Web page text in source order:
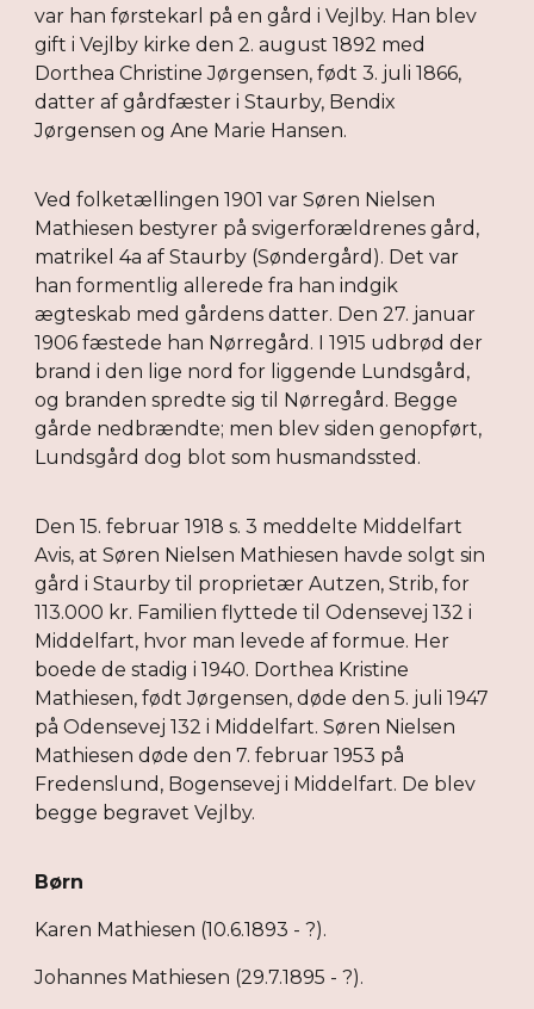
var han førstekarl på en gård i Vejlby. Han blev
gift i Vejlby kirke den 2. august 1892 med
Dorthea Christine Jørgensen, født 3. juli 1866,
datter af gårdfæster i Staurby, Bendix
Jørgensen og Ane Marie Hansen.
Ved folketællingen 1901 var Søren Nielsen
Mathiesen bestyrer på svigerforældrenes gård,
matrikel 4a af Staurby (Søndergård). Det var
han formentlig allerede fra han indgik
ægteskab med gårdens datter. Den 27. januar
1906 fæstede han Nørregård. I 1915 udbrød der
brand i den lige nord for liggende Lundsgård,
og branden spredte sig til Nørregård. Begge
gårde nedbrændte; men blev siden genopført,
Lundsgård dog blot som husmandssted.
Den 15. februar 1918 s. 3 meddelte Middelfart
Avis, at Søren Nielsen Mathiesen havde solgt sin
gård i Staurby til proprietær Autzen, Strib, for
113.000 kr. Familien flyttede til Odensevej 132 i
Middelfart, hvor man levede af formue. Her
boede de stadig i 1940. Dorthea Kristine
Mathiesen, født Jørgensen, døde den 5. juli 1947
på Odensevej 132 i Middelfart. Søren Nielsen
Mathiesen døde den 7. februar 1953 på
Fredenslund, Bogensevej i Middelfart. De blev
begge begravet Vejlby.
Børn
Karen Mathiesen (10.6.1893 - ?).
Johannes Mathiesen (29.7.1895 - ?).